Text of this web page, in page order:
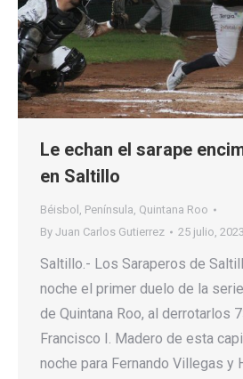
Le echan el sarape
en Saltillo
Béisbol , Península, Quintana Roo
By Juan Carlos Gutierrez 25 julio, 2023
Saltillo.- Los Saraperos de
noche el primer duelo de la
de Quintana Roo, al derrotarlos
Francisco I. Madero de esta
noche para Fernando Villegas y